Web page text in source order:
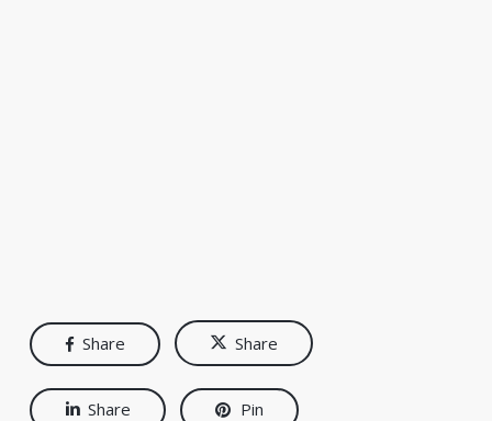
Share Share
Share Pin